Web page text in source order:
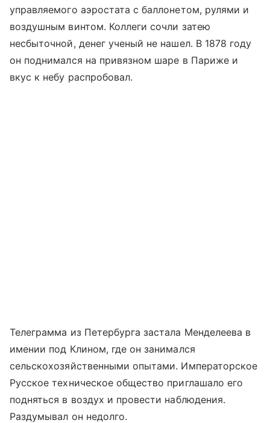
управляемого аэростата с баллонетом, рулями и
воздушным винтом. Коллеги сочли затею
несбыточной, денег ученый не нашел. В 1878 году
он поднимался на привязном шаре в Париже и
вкус к небу распробовал.
Телеграмма из Петербурга застала Менделеева в
имении под Клином, где он занимался
сельскохозяйственными опытами. Императорское
Русское техническое общество приглашало его
подняться в воздух и провести наблюдения.
Раздумывал он недолго.